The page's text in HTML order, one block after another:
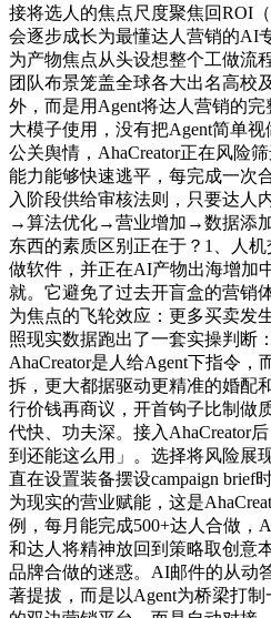
接将选人的焦点尺度聚焦回ROI
会逐步成长为最懂达人营销的AI
为产物焦点从头设想整个工做流
团队布景笼盖全球各大出名高校
外，而是用Agent将达人营销的
大模子使用，没有把Agent简单
公关舆情，AhaCreator正在风险
能力能够快速逃平，每完成一次
入阶段供给审核法则，只要达人
→算法优化→营业增加→数据添
东西的素质区别正在于？1、人
做软件，并正在AI产物出海增加
就。它避免了过去开盲盒的营销
为焦点的飞轮效应：更多买卖发
照现实数据跑出了一套实操判断
AhaCreator是人给Agent下指令
拆，更大都据驱动更精准的婚配
行价钱再商议，开首钩子比制做
代快、功夫深。接入AhaCreator
到还能这么用」。选择将风险展
直在设置装备摆设campaign brief
为现实的营业赋能，这是
例，每月能完成500+达人合做，
和达人将精神放回到策略取创意
品牌合做的迷惑。AI邮件的从动
著提拔，而是以Agent为桥梁打